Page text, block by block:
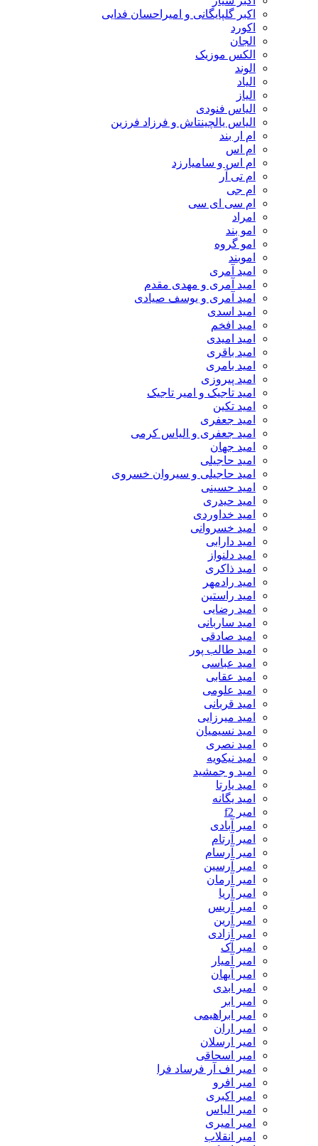
اکبر گلپایگانی و امیراحسان فدایی
اکورد
الجان
الکس موزیک
الوند
الیاد
الیاز
الیاس فنودی
الیاس یالچینتاش و فرزاد فرزین
ام‌ ار بند
ام اس
ام اس و سامیارزد
ام تی آر
ام جی
ام سی ای سی
امراد
امو بند
امو گروه
اموبند
امید آمری
امید آمری و مهدی مقدم
امید آمری و یوسف صیادی
امید اسدی
امید افخم
امید امیدی
امید باقری
امید بامری
امید پیروزی
امید تاجیک و امیر تاجیک
امید تکین
امید جعفری
امید جعفری و الیاس کرمی
امید جهان
امید حاجیلی
امید حاجیلی و سیروان خسروی
امید حسینی
امید حیدری
امید خداوردی
امید خسروانی
امید دارابی
امید دلنواز
امید ذاکری
امید رادمهر
امید راستین
امید رضایی
امید ساربانی
امید صادقی
امید طالب پور
امید عباسی
امید عقابی
امید علومی
امید قربانی
امید میرزایی
امید نسیمیان
امید نصری
امید نیکویه
امید و جمشید
امید یارتا
امید یگانه
امیر f2
امیر آبادی
امیر آرتام
امیر آرسام
امیر آرسین
امیر آرمان
امیر آریا
امیر آریس
امیر آرین
امیر آزادی
امیر آک
امیر آمیار
امیر آیهان
امیر ابدی
امیر ابر
امیر ابراهیمی
امیر اران
امیر ارسلان
امیر اسحاقی
امیر اف آر فرساد فرا
امیر افرو
امیر اکبری
امیر الیاس
امیر امیری
امیر انقلاب